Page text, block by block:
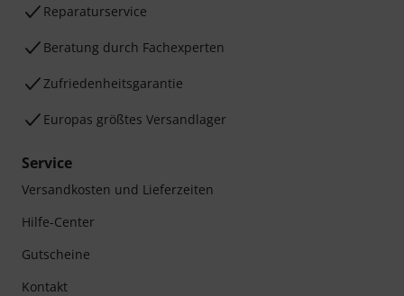
Reparaturservice
Beratung durch Fachexperten
Zufriedenheitsgarantie
Europas größtes Versandlager
Service
Versandkosten und Lieferzeiten
Hilfe-Center
Gutscheine
Kontakt